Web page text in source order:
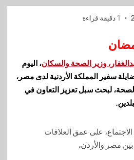
1 دقيقة قراءة
وزير الصحة والسكان، اليوم
سفير المملكة الأردنية لدى مصر،
لبحث سبل تعزيز التعاون في
على عمق العلاقات
بين مصر والأردن،